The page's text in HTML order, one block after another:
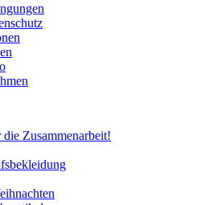
Zusammenarbeit!